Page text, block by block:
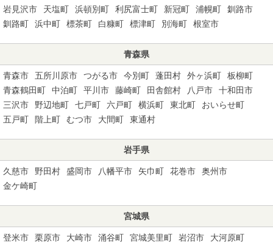
岩見沢市
天塩町 浜頓別町 利尻富士町 新冠町 浦幌町
釧路市
釧路町
浜中町 標茶町 白糠町 標津町 別海町 根室市
青森県
青森市 五所川原市 つがる市 今別町 蓬田村 外ヶ浜町
板柳町
青森鶴田町
中泊町 平川市 藤崎町 田舎館村 八戸市
十和田市
三沢市
野辺地町 七戸町 六戸町 横浜町 東北町
おいらせ町
五戸町
階上町 むつ市 大間町 東通村
岩手県
久慈市 野田村 盛岡市 八幡平市 矢巾町 花巻市
奥州市
金ケ崎町
宮城県
登米市 栗原市 大崎市 涌谷町 宮城美里町 岩沼市
大河原町